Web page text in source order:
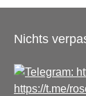
Nichts
https://t.me/